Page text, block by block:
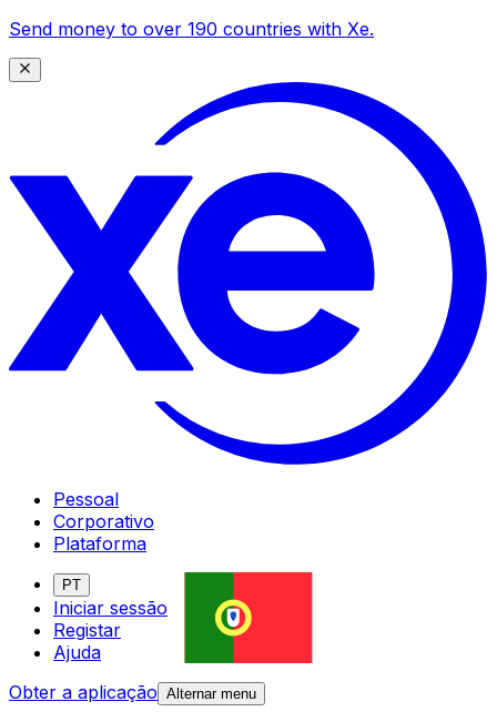
Send money to over 190 countries with Xe.
Pessoal
Corporativo
Plataforma
PT
Iniciar sessão
Registar
Ajuda
Obter a aplicação Alternar menu